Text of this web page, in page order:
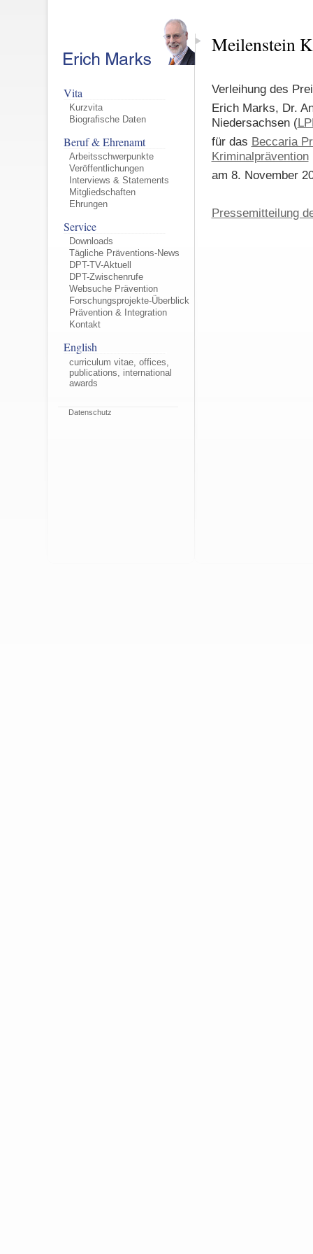
Vita
Kurzvita
Biografische Daten
Beruf & Ehrenamt
Arbeitsschwerpunkte
Veröffentlichungen
Interviews & Statements
Mitgliedschaften
Ehrungen
Service
Downloads
Tägliche Präventions-News
DPT-TV-Aktuell
DPT-Zwischenrufe
Websuche Prävention
Forschungsprojekte-Überblick
Prävention & Integration
Kontakt
English
curriculum vitae, offices,
publications, international
awards
Datenschutz
Meilenstein
Verleihung des
Erich Marks, Dr.
Niedersachsen (
für das Beccaria
Kriminalprävention
am 8. November
Pressemitteilung